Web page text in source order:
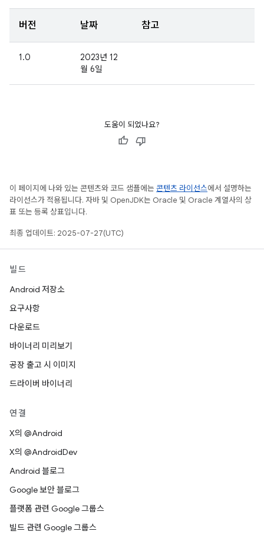
버전 날짜 참고
1.0
2023년 12
월 6일
도움이 되었나요?
이 페이지에 나와 있는 콘텐츠와 코드 샘플에는 콘텐츠 라이선스에서 설명하는
라이선스가 적용됩니다. 자바 및 OpenJDK는 Oracle 및 Oracle 계열사의 상
표 또는 등록 상표입니다.
최종 업데이트: 2025-07-27(UTC)
빌드
Android 저장소
요구사항
다운로드
바이너리 미리보기
공장 출고 시 이미지
드라이버 바이너리
연결
X의 @Android
X의 @AndroidDev
Android 블로그
Google 보안 블로그
플랫폼 관련 Google 그룹스
빌드 관련 Google 그룹스